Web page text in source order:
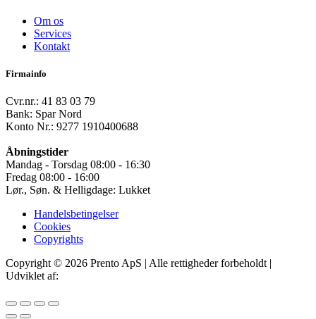
Om os
Services
Kontakt
Firmainfo
Cvr.nr.: 41 83 03 79
Bank: Spar Nord
Konto Nr.: 9277 1910400688
Åbningstider
Mandag - Torsdag 08:00 - 16:30
Fredag 08:00 - 16:00
Lør., Søn. & Helligdage: Lukket
Handelsbetingelser
Cookies
Copyrights
Copyright © 2026 Prento ApS | Alle rettigheder forbeholdt |
Udviklet af: